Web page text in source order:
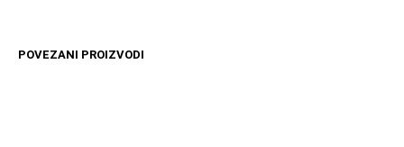
POVEZANI PROIZVODI